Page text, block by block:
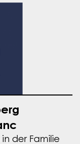
der Familie